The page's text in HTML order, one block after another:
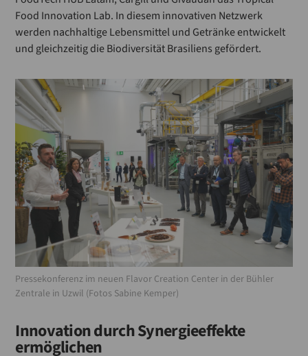
Food Innovation Lab. In diesem innovativen Netzwerk
werden nachhaltige Lebensmittel und Getränke entwickelt
und gleichzeitig die Biodiversität Brasiliens gefördert.
Pressekonferenz im neuen Flavor Creation Center in der Bühler
Zentrale in Uzwil (Fotos Sabine Kemper)
Innovation durch Synergieeffekte
ermöglichen